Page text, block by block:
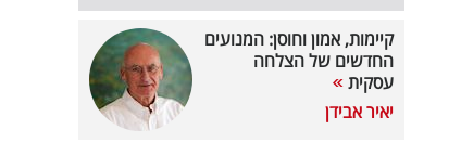
קיימות, אמון וחוסן: המנועים
החדשים של הצלחה
עסקית
יאיר אבידן